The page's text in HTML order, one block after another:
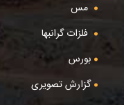
مس
فلزات گرانبها
بورس
گزارش تصویری